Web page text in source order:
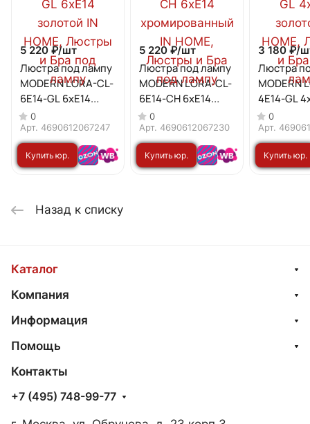
5 220 ₽/шт
Люстра под лампу
MODERN LORA-CL-
6E14-GL 6хЕ14
золотой IN HOME
0
Арт. 4690612067247
Купить юр.
5 220 ₽/шт
Люстра под лампу
MODERN LORA-СL-
6E14-CH 6хЕ14
хромированный IN
HOME
0
Арт. 4690612067230
Купить юр.
3 180 ₽/
Люстра
MODERN
4E14-GL
золотой
0
Арт.
Купить юр.
Назад к списку
Каталог
Компания
Информация
Помощь
Контакты
+7 (495) 748-99-77